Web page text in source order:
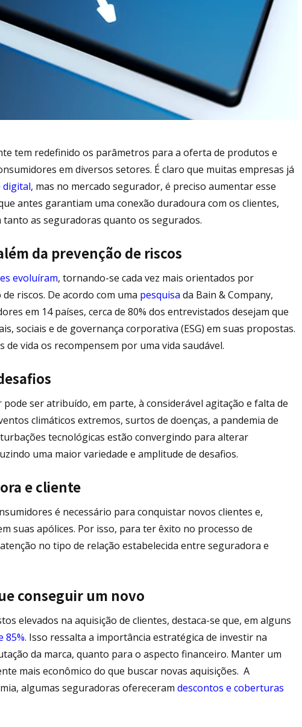
tem redefinido os parâmetros para a oferta de produtos e
em diversos setores. É claro que muitas empresas já
digital, mas no mercado segurador, é preciso aumentar esse
antes garantiam uma conexão duradoura com os clientes,
as seguradoras quanto os segurados.
da prevenção de riscos
evoluíram, tornando-se cada vez mais orientados por
riscos. De acordo com uma pesquisa da Bain & Company,
em 14 países, cerca de 80% dos entrevistados desejam que
sociais e de governança corporativa (ESG) em suas propostas.
vida os recompensem por uma vida saudável.
ser atribuído, em parte, à considerável agitação e falta de
climáticos extremos, surtos de doenças, a pandemia de
tecnológicas estão convergindo para alterar
uma maior variedade e amplitude de desafios.
e cliente
é necessário para conquistar novos clientes e,
suas apólices. Por isso, para ter êxito no processo de
no tipo de relação estabelecida entre seguradora e
conseguir um novo
elevados na aquisição de clientes, destaca-se que, em alguns
85%. Isso ressalta a importância estratégica de investir na
da marca, quanto para o aspecto financeiro. Manter um
mais econômico do que buscar novas aquisições. A
algumas seguradoras ofereceram descontos e coberturas